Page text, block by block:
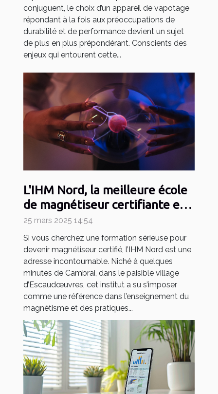
conjuguent, le choix d’un appareil de vapotage
répondant à la fois aux préoccupations de
durabilité et de performance devient un sujet
de plus en plus prépondérant. Conscients des
enjeux qui entourent cette...
L'IHM Nord, la meilleure école
de magnétiseur certifiante en
2025
25 mars 2025 14:54
Si vous cherchez une formation sérieuse pour
devenir magnétiseur certifié, l’IHM Nord est une
adresse incontournable. Niché à quelques
minutes de Cambrai, dans le paisible village
d’Escaudœuvres, cet institut a su s’imposer
comme une référence dans l’enseignement du
magnétisme et des pratiques...